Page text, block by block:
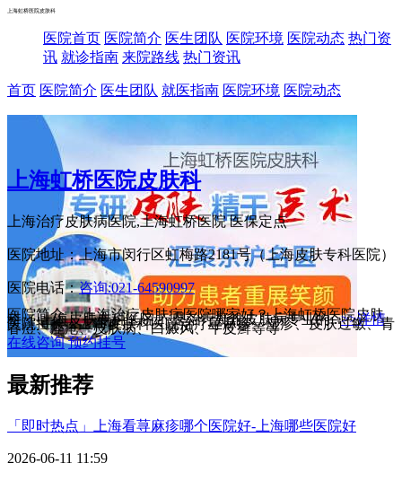
上海虹桥医院皮肤科
医院首页 医院简介 医生团队 医院环境 医院动态 热门资
讯 就诊指南 来院路线 热门资讯
首页 医院简介 医生团队 就医指南 医院环境 医院动态
上海虹桥医院皮肤科
上海治疗皮肤病医院,上海虹桥医院 医保定点
医院地址：上海市闵行区虹梅路2181号（上海皮肤专科医院）
医院电话：咨询:021-64590997
医院简介： 上海治疗皮肤病医院哪家好？上海虹桥医院皮肤
科（ 上海皮肤专科医院 ）是治疗疑难皮肤病专业的...>>详情
医院擅长：上海皮肤科医院治疗荨麻疹、湿疹、皮肤过敏、青
春痘、痤疮、皮肤病、白癜风、牛皮癣等等
在线咨询 预约挂号
最新推荐
「即时热点」上海看荨麻疹哪个医院好-上海哪些医院好
2026-06-11 11:59